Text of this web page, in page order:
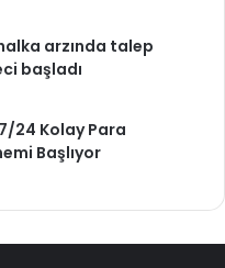
arzında talep
başladı
24 Kolay Para
Başlıyor